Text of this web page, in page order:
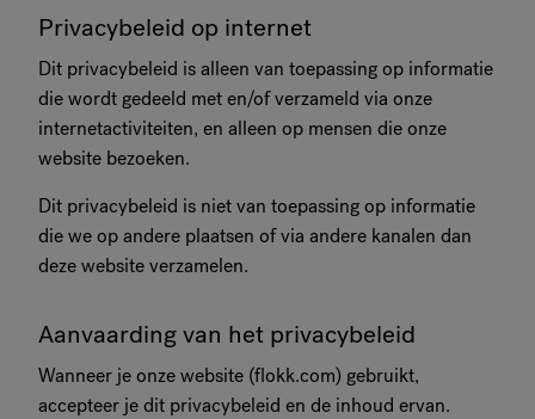
Privacybeleid op internet
Dit privacybeleid is alleen van toepassing op informatie
die wordt gedeeld met en/of verzameld via onze
internetactiviteiten, en alleen op mensen die onze
website bezoeken.
Dit privacybeleid is niet van toepassing op informatie
die we op andere plaatsen of via andere kanalen dan
deze website verzamelen.
Aanvaarding van het privacybeleid
Wanneer je onze website (flokk.com) gebruikt,
accepteer je dit privacybeleid en de inhoud ervan.